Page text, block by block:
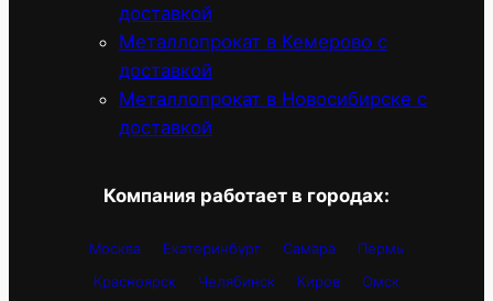
доставкой
Металлопрокат в Кемерово с
доставкой
Металлопрокат в Новосибирске с
доставкой
Компания работает в городах:
Москва Екатеринбург Самара
Пермь
Красноярск
Челябинск Киров
Омск